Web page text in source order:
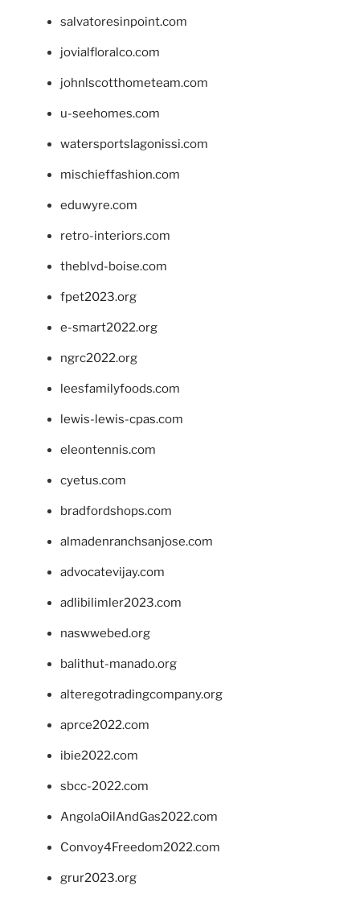
salvatoresinpoint.com
jovialfloralco.com
johnlscotthometeam.com
u-seehomes.com
watersportslagonissi.com
mischieffashion.com
eduwyre.com
retro-interiors.com
theblvd-boise.com
fpet2023.org
e-smart2022.org
ngrc2022.org
leesfamilyfoods.com
lewis-lewis-cpas.com
eleontennis.com
cyetus.com
bradfordshops.com
almadenranchsanjose.com
advocatevijay.com
adlibilimler2023.com
naswwebed.org
balithut-manado.org
alteregotradingcompany.org
aprce2022.com
ibie2022.com
sbcc-2022.com
AngolaOilAndGas2022.com
Convoy4Freedom2022.com
grur2023.org